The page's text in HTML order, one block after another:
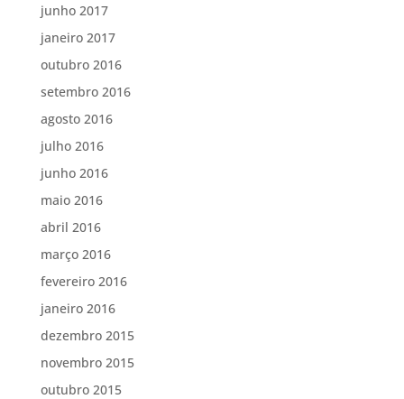
junho 2017
janeiro 2017
outubro 2016
setembro 2016
agosto 2016
julho 2016
junho 2016
maio 2016
abril 2016
março 2016
fevereiro 2016
janeiro 2016
dezembro 2015
novembro 2015
outubro 2015